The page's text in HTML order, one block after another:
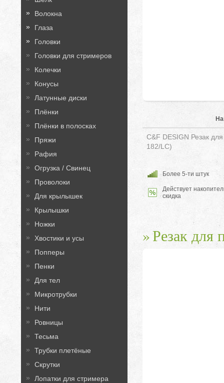
Волокна
Глаза
Головки
Головки для стримеров
Колечки
Конусы
Латунные диски
Плёнки
Плёнки в полосках
Пряжи
Рафия
Огрузка / Свинец
Проволоки
Для крылышек
Крылышки
Ножки
Хвостики и усы
Попперы
Пенки
Для тел
Микротрубки
Нити
Ровницы
Тесьма
Трубки плетёные
Скрутки
Лопатки для стримера
C&F DESIGN Резак
182/LC)
Более 5-ти штук
Действует
скидка
Резак для